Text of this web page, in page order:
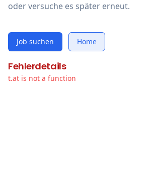
oder versuche es später erneut.
Job suchen Home
Fehlerdetails
t.at is not a function